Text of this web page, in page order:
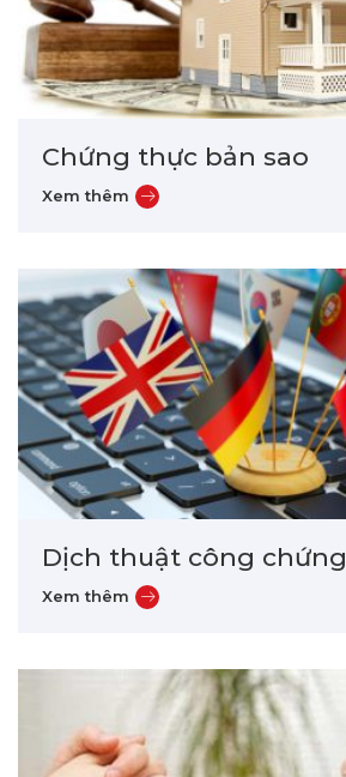
Chứng thực bản sao
Dịch thuật công chứng